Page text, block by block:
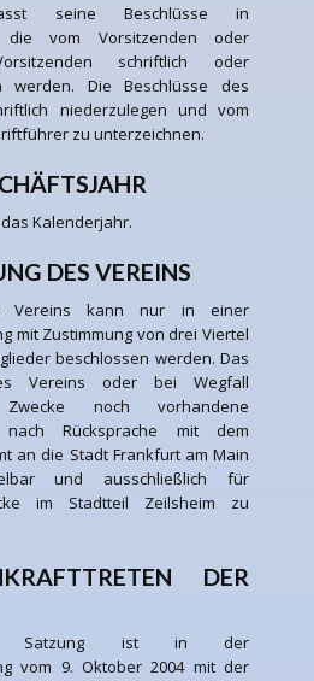
seine Beschlüsse in
die vom Vorsitzenden oder
schriftlich oder
werden. Die Beschlüsse des
niederzulegen und vom
zu unterzeichnen.
Kalenderjahr.
DES VEREINS
Vereins kann nur in einer
mit Zustimmung von drei Viertel
beschlossen werden. Das
Vereins oder bei Wegfall
Zwecke noch vorhandene
Rücksprache mit dem
an die Stadt Frankfurt am Main
und ausschließlich für
im Stadtteil Zeilsheim zu
DER
Satzung ist in der
vom 9. Oktober 2004 mit der